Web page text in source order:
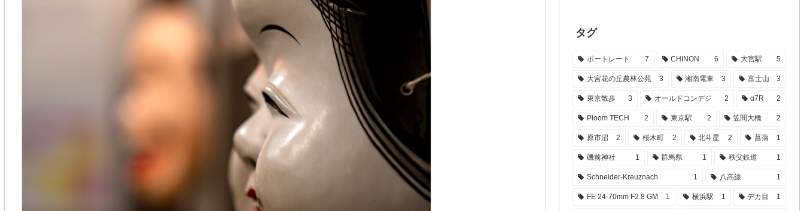
タグ
ポートレート 7 CHINON 6 大宮駅 5
大宮花の丘農林公苑 3 湘南電車 3 富士山 3
東京散歩 3 オールドコンデジ 2 α7R 2
Ploom TECH 2 東京駅 2 笠間大橋 2
原市沼 2 桜木町 2 北斗星 2 菖蒲 1
磯前神社 1 群馬県 1 秩父鉄道 1
Schneider-Kreuznach 1 八高線 1
FE 24-70mm F2.8 GM 1 横浜駅 1 デカ目 1